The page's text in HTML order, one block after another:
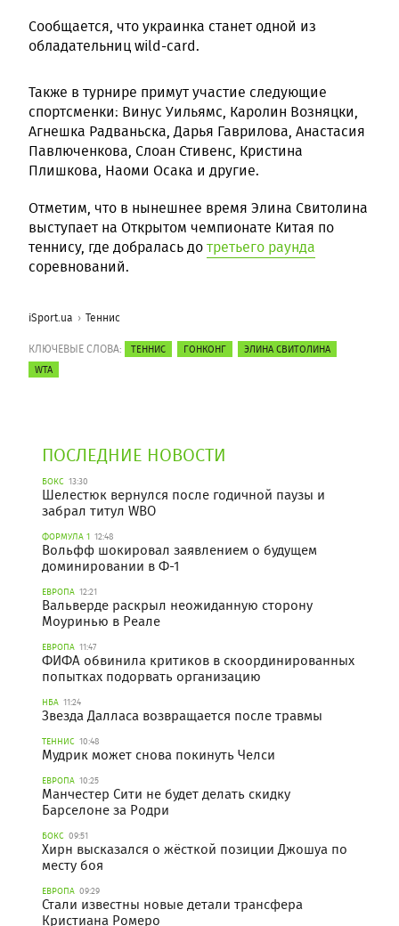
Сообщается, что украинка станет одной из
обладательниц wild-card.
Также в турнире примут участие следующие
спортсменки: Винус Уильямс, Каролин Возняцки,
Агнешка Радваньска, Дарья Гаврилова, Анастасия
Павлюченкова, Слоан Стивенс, Кристина
Плишкова, Наоми Осака и другие.
Отметим, что в нынешнее время Элина Свитолина
выступает на Открытом чемпионате Китая по
теннису, где добралась дотретьего раунда
соревнований.
iSport.ua Теннис
КЛЮЧЕВЫЕ СЛОВА: ТЕННИС ГОНКОНГ
ЭЛИНА СВИТОЛИНА
WTA
ПОСЛЕДНИЕ НОВОСТИ
БОКС 13:30
Шелестюк вернулся после годичной паузы и
забрал титул WBO
ФОРМУЛА 1 12:48
Вольфф шокировал заявлением о будущем
доминировании в Ф-1
ЕВРОПА 12:21
Вальверде раскрыл неожиданную сторону
Моуринью в Реале
ЕВРОПА 11:47
ФИФА обвинила критиков в скоординированных
попытках подорвать организацию
НБА 11:24
Звезда Далласа возвращается после травмы
ТЕННИС 10:48
Мудрик может снова покинуть Челси
ЕВРОПА 10:25
Манчестер Сити не будет делать скидку
Барселоне за Родри
БОКС 09:51
Хирн высказался о жёсткой позиции Джошуа по
месту боя
ЕВРОПА 09:29
Стали известны новые детали трансфера
Кристиана Ромеро